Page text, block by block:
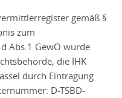
gemäß §
zum
Abs.1 GewO wurde
die IHK
durch Eintragung
D-TSBD-